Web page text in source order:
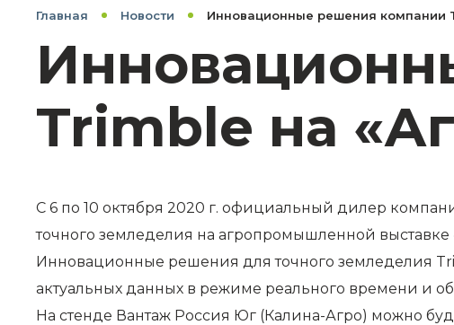
Главная Новости Инновационные решения компании
Trimble на
С 6 по 10 октября 2020 г. официальный дилер
точного земледелия на агропромышленной выставке
Инновационные решения для точного земледелия
актуальных данных в режиме реального времени и
На стенде Вантаж Россия Юг (Калина-Агро) можно